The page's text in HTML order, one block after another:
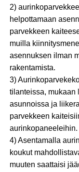
2)
helpottamaan
parvekkeen
muilla
asennuksen ilman
rakentamista.
3)
tilanteissa, mukaan
asunnoissa ja
parvekkeen
aurinkopaneeleihin.
4) Asentamalla
koukut
muuten saattaisi